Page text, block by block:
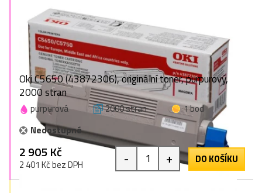
Oki C5650 (43872306), originální toner, purpurový,
2000 stran
purpurová 2000 stran
1 bod
Nedostupné
2 905 Kč
2 401 Kč bez DPH - + DO KOŠÍKU